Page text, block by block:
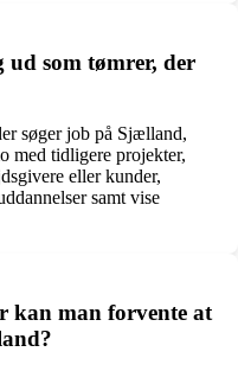
som tømrer, der
søger job på Sjælland,
med tidligere projekter,
eller kunder,
samt vise
kan man forvente at